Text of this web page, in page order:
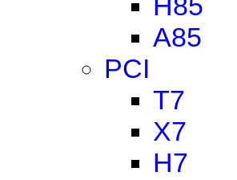
A85
PCI
T7
X7
H7